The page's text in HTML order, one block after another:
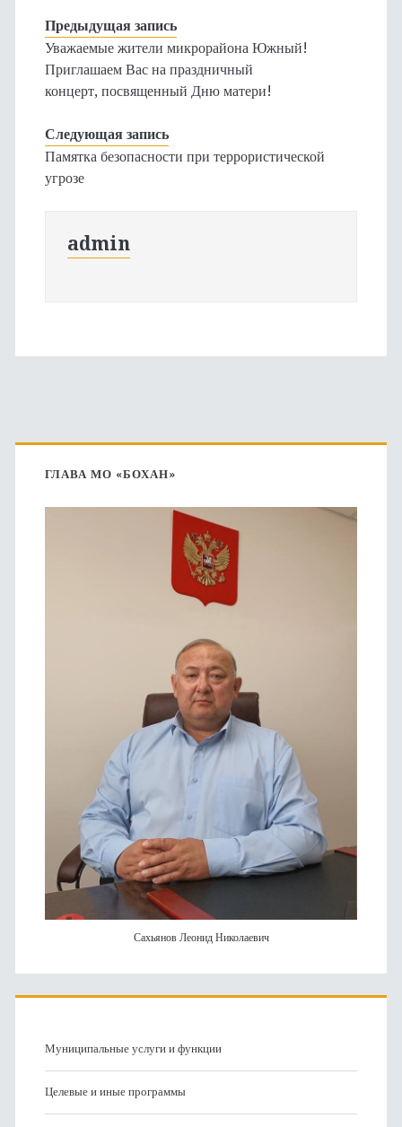
Предыдущая запись
Уважаемые жители микрорайона Южный!
Приглашаем Вас на праздничный
концерт, посвященный Дню матери!
Следующая запись
Памятка безопасности при террористической
угрозе
admin
Основная
боковая
ГЛАВА МО «БОХАН»
Сахьянов Леонид Николаевич
Муниципальные услуги и функции
Целевые и иные программы